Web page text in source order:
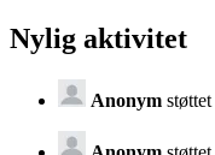
Nylig aktivitet
Anonym støttet